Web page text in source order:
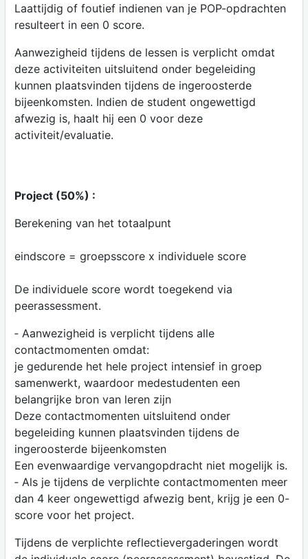
Laattijdig of foutief indienen van je POP-opdrachten
resulteert in een 0 score.
Aanwezigheid tijdens de lessen is verplicht omdat
deze activiteiten uitsluitend onder begeleiding
kunnen plaatsvinden tijdens de ingeroosterde
bijeenkomsten. Indien de student ongewettigd
afwezig is, haalt hij een 0 voor deze
activiteit/evaluatie.
Project (50%) :
Berekening van het totaalpunt
eindscore = groepsscore x individuele score
De individuele score wordt toegekend via
peerassessment.
‐ Aanwezigheid is verplicht tijdens alle
contactmomenten omdat:
je gedurende het hele project intensief in groep
samenwerkt, waardoor medestudenten een
belangrijke bron van leren zijn
Deze contactmomenten uitsluitend onder
begeleiding kunnen plaatsvinden tijdens de
ingeroosterde bijeenkomsten
Een evenwaardige vervangopdracht niet mogelijk is.
‐ Als je tijdens de verplichte contactmomenten meer
dan 4 keer ongewettigd afwezig bent, krijg je een 0-
score voor het project.
Tijdens de verplichte reflectievergaderingen wordt